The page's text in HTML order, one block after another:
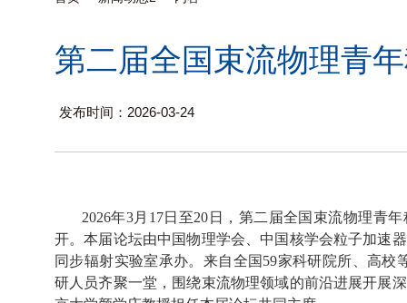
第二届全国束流物理青
发布时间：2026-03-24
2026年3月 17日至20 日，第二届全国束流物理青
开。本届论坛由中国物理学会、中国核学会粒子加速
同步辐射实验室承办。来自全国 59家科研院所、高校
研人员齐聚一堂，围绕束流物理领域的前沿进展开展